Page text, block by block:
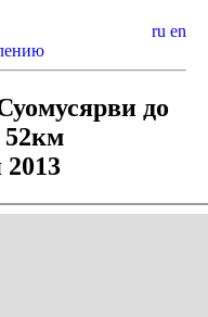
ru en
до
2013